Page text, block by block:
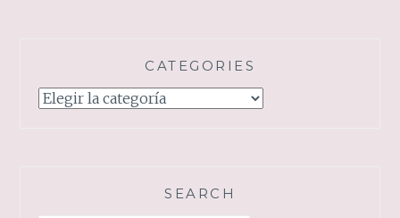
CATEGORIES
Categories
SEARCH